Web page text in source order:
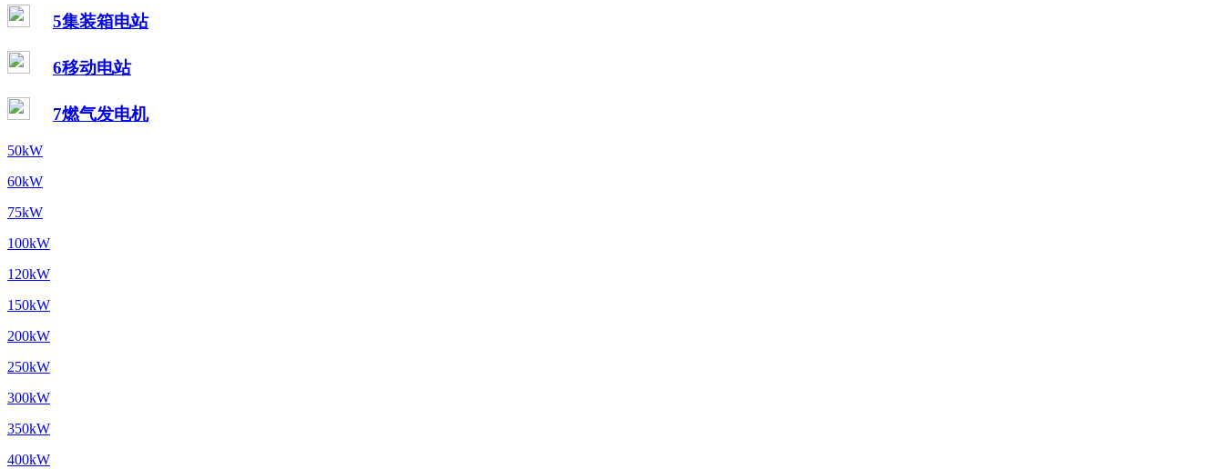
5集装箱电站
6移动电站
7燃气发电机
50kW
60kW
75kW
100kW
120kW
150kW
200kW
250kW
300kW
350kW
400kW